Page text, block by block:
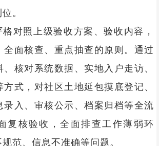
。
对照上级验收方案、验收内容，
全面核查、重点抽查的原则。通过
核对系统数据、实地入户走访、
方式，对社区土地延包摸底登记、
录入、审核公示、档案归档等全流
复核验收，全面排查工作薄弱环
范、信息不准确等问题。